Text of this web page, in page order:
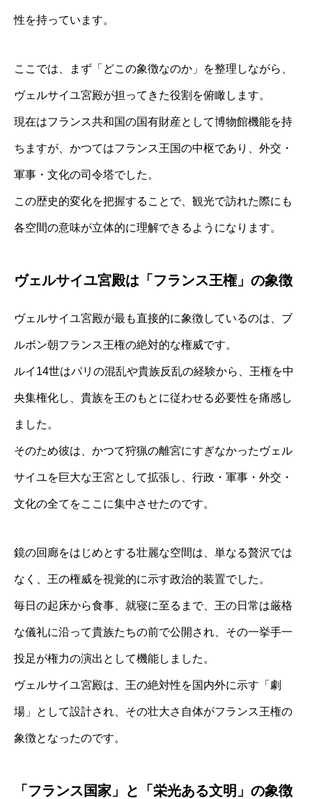
性を持っています。
ここでは、まず「どこの象徴なのか」を整理しながら、
ヴェルサイユ宮殿が担ってきた役割を俯瞰します。
現在はフランス共和国の国有財産として博物館機能を持
ちますが、かつてはフランス王国の中枢であり、外交・
軍事・文化の司令塔でした。
この歴史的変化を把握することで、観光で訪れた際にも
各空間の意味が立体的に理解できるようになります。
ヴェルサイユ宮殿は「フランス王権」の象徴
ヴェルサイユ宮殿が最も直接的に象徴しているのは、ブ
ルボン朝フランス王権の絶対的な権威です。
ルイ14世はパリの混乱や貴族反乱の経験から、王権を中
央集権化し、貴族を王のもとに従わせる必要性を痛感し
ました。
そのため彼は、かつて狩猟の離宮にすぎなかったヴェル
サイユを巨大な王宮として拡張し、行政・軍事・外交・
文化の全てをここに集中させたのです。
鏡の回廊をはじめとする壮麗な空間は、単なる贅沢では
なく、王の権威を視覚的に示す政治的装置でした。
毎日の起床から食事、就寝に至るまで、王の日常は厳格
な儀礼に沿って貴族たちの前で公開され、その一挙手一
投足が権力の演出として機能しました。
ヴェルサイユ宮殿は、王の絶対性を国内外に示す「劇
場」として設計され、その壮大さ自体がフランス王権の
象徴となったのです。
「フランス国家」と「栄光ある文明」の象徴